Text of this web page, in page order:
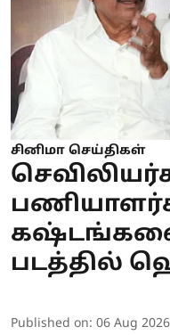
சினிமா செய்திகள்
கஷ்டங்களை
படத்தில்
Published on: 06 Aug